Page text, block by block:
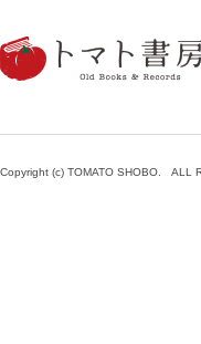
Copyright (c) TOMATO SHOBO. ALL